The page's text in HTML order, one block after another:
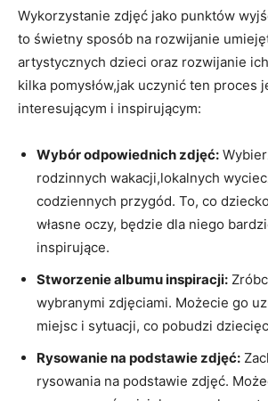
Wykorzystanie zdjęć ⁤jako punktów
to świetny sposób ⁢na rozwijanie
artystycznych dzieci oraz rozwijanie
kilka pomysłów,jak uczynić⁤ ten proces
interesującym ⁢i inspirującym:
Wybór odpowiednich zdjęć:
rodzinnych wakacji,lokalnych
codziennych⁤ przygód. ‌To,​ co
własne oczy, będzie ‍dla‍ niego
inspirujące.
Stworzenie albumu inspiracji:
wybranymi zdjęciami. Możecie go
‌miejsc ⁢i sytuacji, co pobudzi
Rysowanie na podstawie ⁢zdjęć:
rysowania na podstawie zdjęć.